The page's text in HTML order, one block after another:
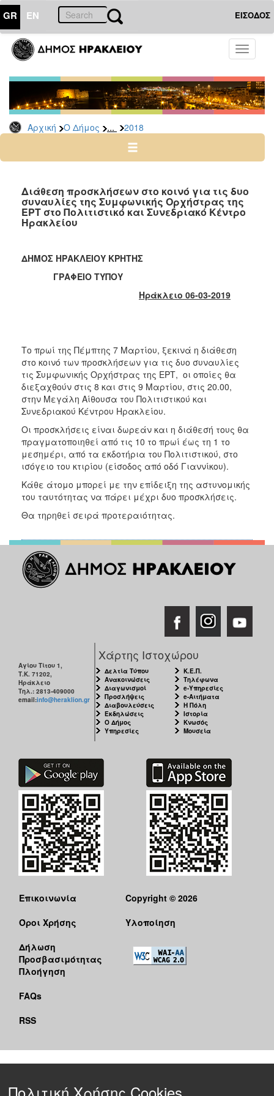
GR EN ΕΙΣΟΔΟΣ
Toggle
Αρχική Ο Δήμος ... 2018
ΔΗΜΟΣ
Δελτία
Τύπου
Αρχείο
2026
2024
2022
2021
2019
2018
2013
2012
2011
2010
ΤΟΠΟΣ
ΑΝΘΕΚΤΙΚΗ
ΠΟΛΗ
Διάθεση προσκλήσεων στο κοινό για τις δυο
συναυλίες της Συμφωνικής Ορχήστρας της
ΕΡΤ στο Πολιτιστικό και Συνεδριακό Κέντρο
Ηρακλείου
ΔΗΜΟΣ ΗΡΑΚΛΕΙΟΥ ΚΡΗΤΗΣ
ΓΡΑΦΕΙΟ ΤΥΠΟΥ
Ηράκλειο 06-03-2019
Το πρωί της Πέμπτης 7 Μαρτίου, ξεκινά η διάθεση
στο κοινό των προσκλήσεων για τις δυο συναυλίες
τις Συμφωνικής Ορχήστρας της ΕΡΤ, οι οποίες θα
διεξαχθούν στις 8 και στις 9 Μαρτίου, στις 20.00,
στην Μεγάλη Αίθουσα του Πολιτιστικού και
Συνεδριακού Κέντρου Ηρακλείου.
Οι προσκλήσεις είναι δωρεάν και η διάθεσή τους θα
πραγματοποιηθεί από τις 10 το πρωί έως τη 1 το
μεσημέρι, από τα εκδοτήρια του Πολιτιστικού, στο
ισόγειο του κτιρίου (είσοδος από οδό Γιαννίκου).
Κάθε άτομο μπορεί με την επίδειξη της αστυνομικής
του ταυτότητας να πάρει μέχρι δυο προσκλήσεις.
Θα τηρηθεί σειρά προτεραιότητας.
Αγίου Τίτου 1,
Τ.Κ. 71202,
Ηράκλειο
Τηλ.: 2813-409000
email:info@heraklion.gr
Χάρτης Ιστοχώρου
Δελτία Τύπου
Ανακοινώσεις
Διαγωνισμοί
Προσλήψεις
Διαβουλεύσεις
Εκδηλώσεις
Ο Δήμος
Υπηρεσίες
Κ.Ε.Π.
Τηλέφωνα
e-Υπηρεσίες
e-Αιτήματα
Η Πόλη
Ιστορία
Κνωσός
Μουσεία
Επικοινωνία
Όροι Χρήσης
Δήλωση
Προσβασιμότητας
Πλοήγηση
FAQs
RSS
Copyright © 2026
Υλοποίηση